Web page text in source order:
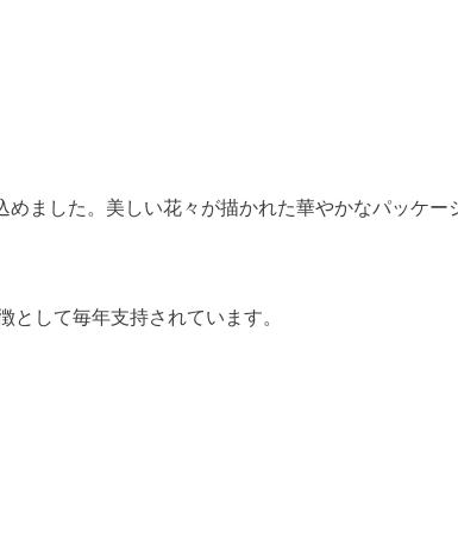
ました。美しい花々が描かれた華やかなパッケー
して毎年支持されています。